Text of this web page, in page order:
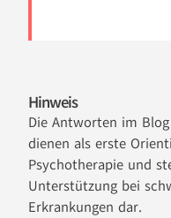
Hinweis
Die Antworten im
dienen als erste
Psychotherapie und
Unterstützung bei
Erkrankungen dar.